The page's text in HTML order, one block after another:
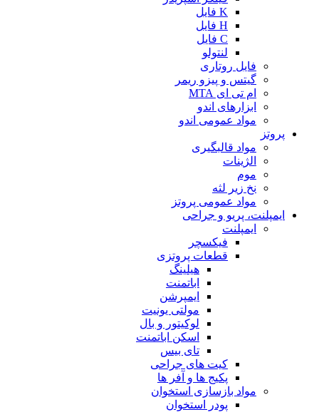
K فایل
H فایل
C فایل
لنتولو
فایل روتاری
گیتس و پیزو ریمر
ام تی ای MTA
ابزارهای اندو
مواد عمومی اندو
پروتز
مواد قالبگیری
الژینات
موم
نخ زیر لثه
مواد عمومی پروتز
ایمپلنت، پریو و جراحی
ایمپلنت
فیکسچر
قطعات پروتزی
هیلینگ
اباتمنت
ایمپرشن
مولتی یونیت
لوکیتور و بال
اسکن اباتمنت
تای بیس
کیت های جراحی
پکیج ها و آفر ها
مواد بازسازی استخوان
پودر استخوان